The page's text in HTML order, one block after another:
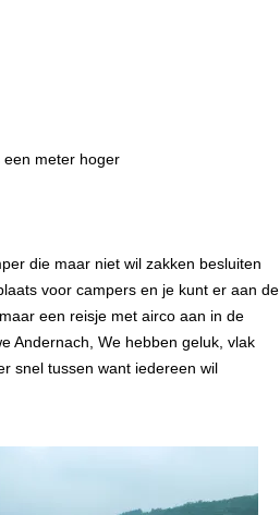
een meter hoger
die maar niet wil zakken besluiten
voor campers en je kunt er aan de
een reisje met airco aan in de
Andernach, We hebben geluk, vlak
snel tussen want iedereen wil